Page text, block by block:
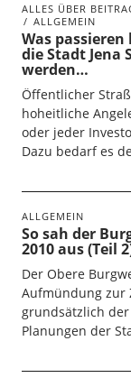
ALLES ÜBER
ALLGEMEIN
Was
die Stadt Jena
werden…
Öffentlicher
hoheitliche
oder jeder
Dazu bedarf es
ALLGEMEIN
So sah der
2010 aus (Teil
Der Obere
Aufmündung zur
grundsätzlich der
Planungen der